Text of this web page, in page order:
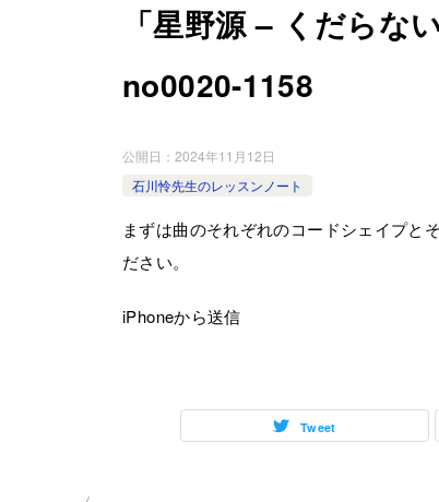
「星野源 – くだらな
no0020-1158
公開日： 2024年11月12日
石川怜先生のレッスンノート
まずは曲のそれぞれのコードシェイプと
ださい。
iPhoneから送信
Tweet